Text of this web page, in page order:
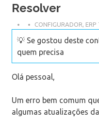
Resolver
CONFIGURADOR,
💡 Se gostou deste
quem precisa
Olá pessoal,
Um erro bem comum
algumas atualizações